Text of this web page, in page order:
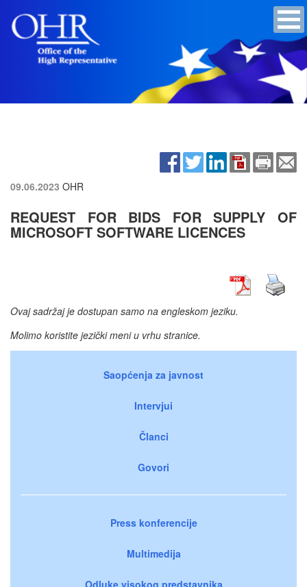
09.06.2023 OHR
REQUEST FOR BIDS FOR SUPPLY OF
MICROSOFT SOFTWARE LICENCES
Ovaj sadržaj je dostupan samo na engleskom jeziku.
Molimo koristite jezički meni u vrhu stranice.
Saopćenja za javnost
Intervjui
Članci
Govori
Press konferencije
Multimedija
Odluke visokog predstavnika